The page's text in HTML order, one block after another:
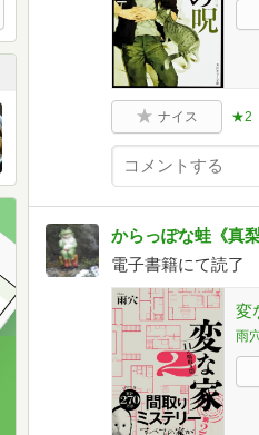
ナイス ★2
からっぽな蛙《真梨
電子書籍にて読了
変
雨